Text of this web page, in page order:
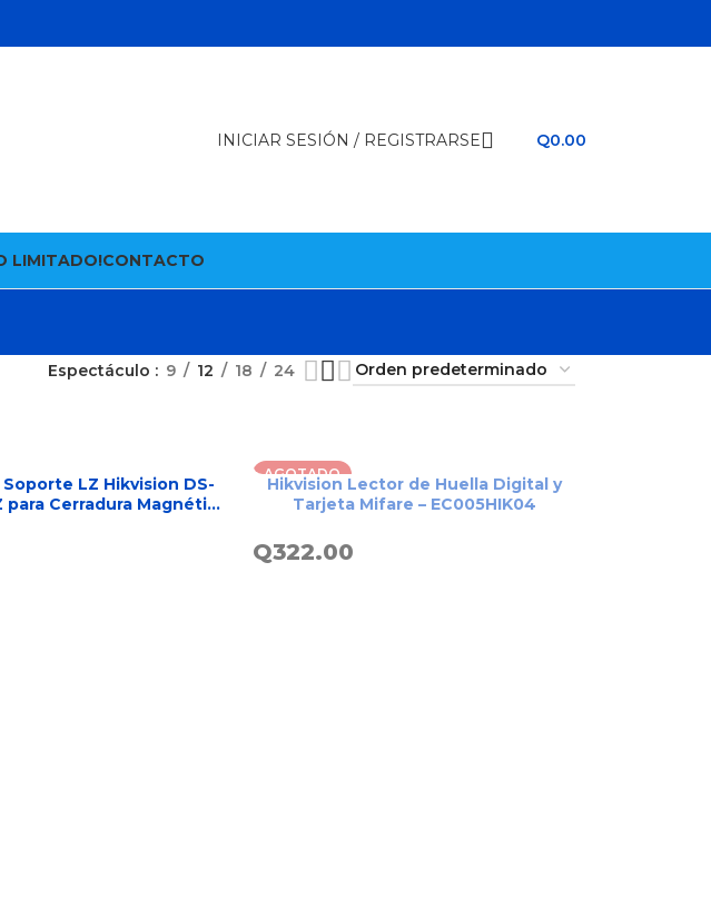
INICIAR SESIÓN / REGISTRARSE Q0.00
LIMITADO!CONTACTO
Espectáculo 9 12 18 24
LZ Hikvision DS-
para Cerradura Magnética
Acceso – DS-K4H255-LZ
AGOTADO
Hikvision Lector de Huella Digital y
Tarjeta Mifare – EC005HIK04
Q322.00